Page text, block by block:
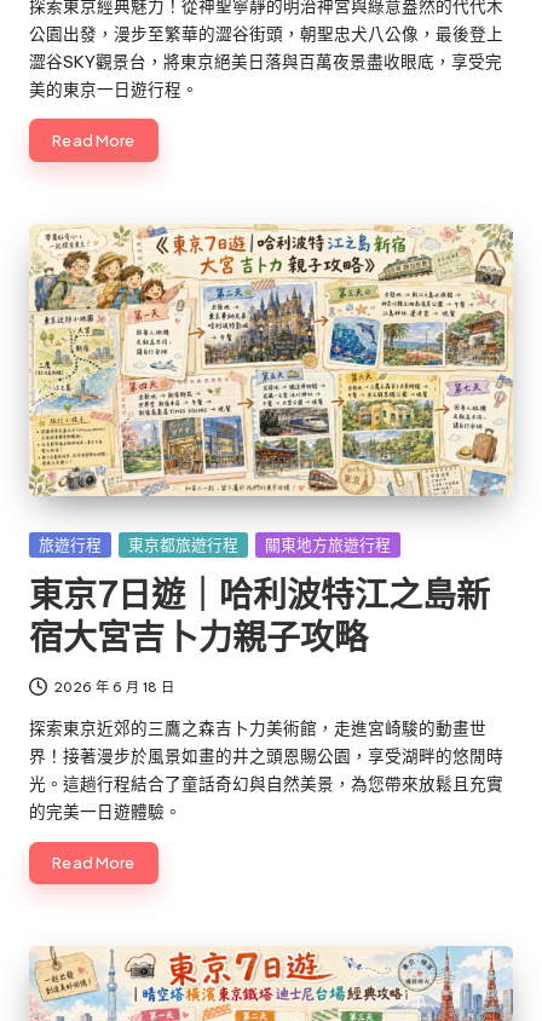
探索東京經典魅力！從神聖寧靜的明治神宮與綠意盎然的代代木
公園出發，漫步至繁華的澀谷街頭，朝聖忠犬八公像，最後登上
澀谷SKY觀景台，將東京絕美日落與百萬夜景盡收眼底，享受完
美的東京一日遊行程。
Read More
Posted
旅遊行程 東京都旅遊行程 關東地方旅遊行程
東京7日遊｜哈利波特江之島新
宿大宮吉卜力親子攻略
2026 年 6 月 18 日
探索東京近郊的三鷹之森吉卜力美術館，走進宮崎駿的動畫世
界！接著漫步於風景如畫的井之頭恩賜公園，享受湖畔的悠閒時
光。這趟行程結合了童話奇幻與自然美景，為您帶來放鬆且充實
的完美一日遊體驗。
Read More